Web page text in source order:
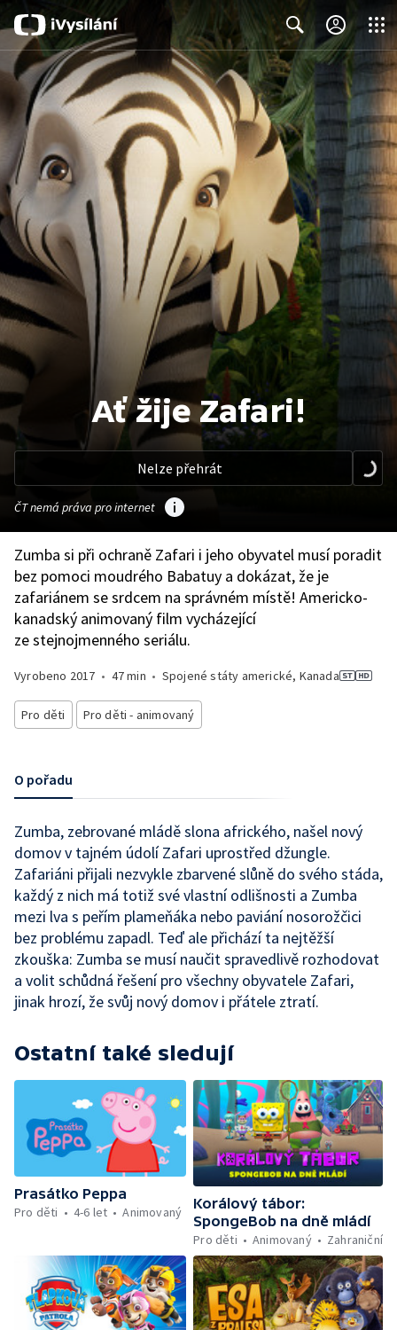
Search
Ať žije Zafari!
Nelze přehrát
ČT nemá práva pro internet
Zumba si při ochraně Zafari i jeho obyvatel musí poradit
bez pomoci moudrého Babatuy a dokázat, že je
zafariánem se srdcem na správném místě! Americko-
kanadský animovaný film vycházející
ze stejnojmenného seriálu.
Vyrobeno 2017 • 47 min • Spojené státy americké, Kanada
Pro děti Pro děti - animovaný
O pořadu
Zumba, zebrované mládě slona afrického, našel nový
domov v tajném údolí Zafari uprostřed džungle.
Zafariáni přijali nezvykle zbarvené slůně do svého stáda,
každý z nich má totiž své vlastní odlišnosti a Zumba
mezi lva s peřím plameňáka nebo paviání nosorožčici
bez problému zapadl. Teď ale přichází ta nejtěžší
zkouška: Zumba se musí naučit spravedlivě rozhodovat
a volit schůdná řešení pro všechny obyvatele Zafari,
jinak hrozí, že svůj nový domov i přátele ztratí.
Ostatní také sledují
Prasátko Peppa
Pro děti
4-6 let Animovaný
Korálový tábor:
SpongeBob na dně mládí
Pro děti
Animovaný Zahraniční